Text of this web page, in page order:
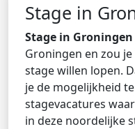
Stage in
Stage in Groningen
Groningen en zou
stage willen lopen.
je de mogelijkheid
stagevacatures
in deze noordelijke